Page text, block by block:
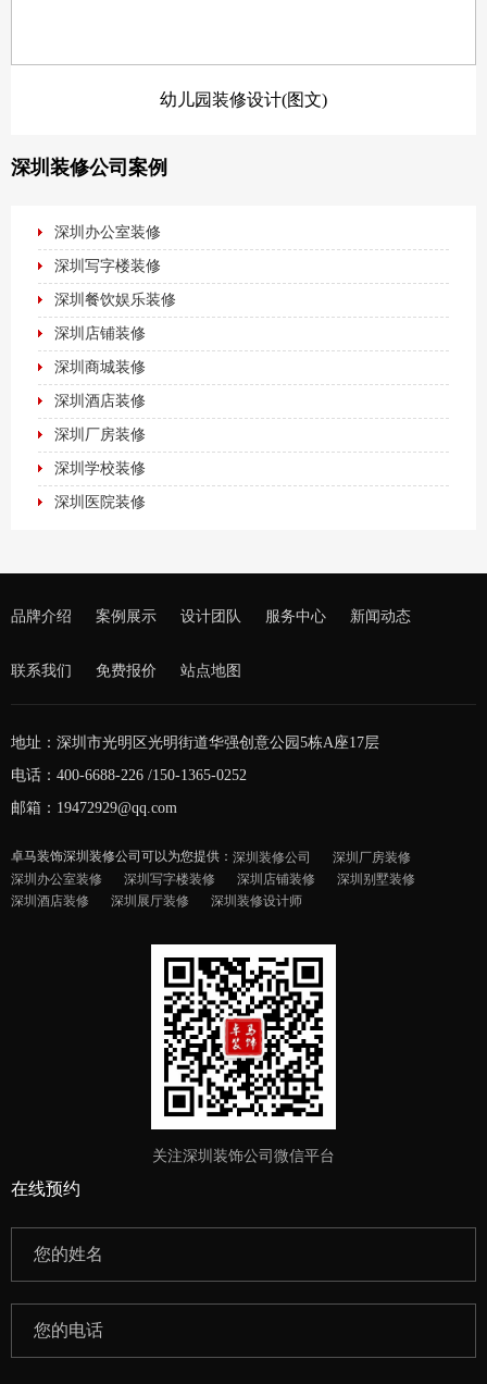
幼儿园装修设计(图文)
深圳装修公司案例
深圳办公室装修
深圳写字楼装修
深圳餐饮娱乐装修
深圳店铺装修
深圳商城装修
深圳酒店装修
深圳厂房装修
深圳学校装修
深圳医院装修
品牌介绍 案例展示 设计团队 服务中心 新闻动态
联系我们 免费报价 站点地图
地址：深圳市光明区光明街道华强创意公园5栋A座17层
电话：400-6688-226 /150-1365-0252
邮箱：19472929@qq.com
卓马装饰深圳装修公司可以为您提供： 深圳装修公司
深圳厂房装修
深圳办公室装修
深圳写字楼装修 深圳店铺装修
深圳别墅装修
深圳酒店装修
深圳展厅装修 深圳装修设计师
关注深圳装饰公司微信平台
在线预约